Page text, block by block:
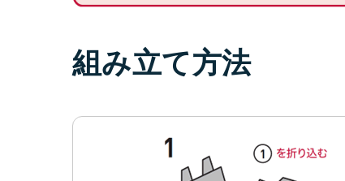
組み立て方法